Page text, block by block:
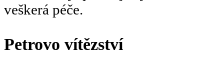
veškerá péče.
Petrovo vítězství